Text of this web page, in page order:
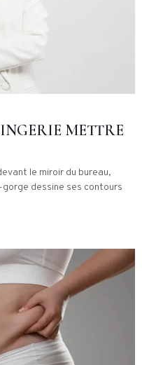
METTRE
le miroir du bureau,
dessine ses contours